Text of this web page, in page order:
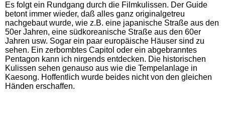
Es folgt ein Rundgang durch die Filmkulissen. Der Guide
betont immer wieder, daß alles ganz originalgetreu
nachgebaut wurde, wie z.B. eine japanische Straße aus den
50er Jahren, eine südkoreanische Straße aus den 60er
Jahren usw. Sogar ein paar europäische Häuser sind zu
sehen. Ein zerbombtes Capitol oder ein abgebranntes
Pentagon kann ich nirgends entdecken. Die historischen
Kulissen sehen genauso aus wie die Tempelanlage in
Kaesong. Hoffentlich wurde beides nicht von den gleichen
Händen erschaffen.